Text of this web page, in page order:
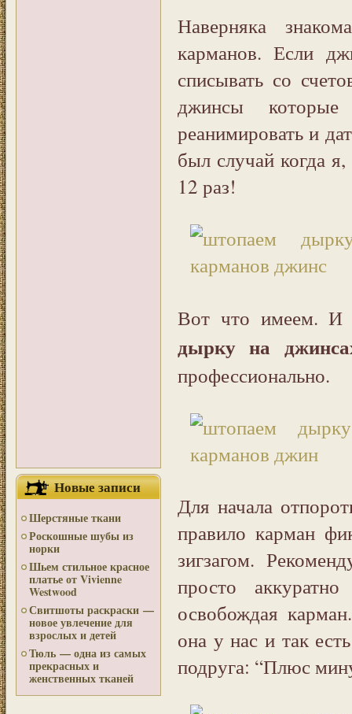
Новые записи
Шерстяные ткани
Роскошные шубы из
норки
Шьем стильное красное
платье от Vivienne
Westwood
Свитшоты раскраски —
новое увлечение для
взрослых и детей
Тюль — одна из самых
прекрасных и
женственных тканей
Наверняка
карманов. Если
списывать со
джинсы
реанимировать и
был случай когда
12 раз!
Вот что имеем. И
дырку на
профессионально.
Для начала
правило карман
зигзагом.
просто
освобождая
она у нас и так
подруга: “Плюс